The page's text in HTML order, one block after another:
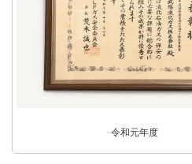
令和元年度